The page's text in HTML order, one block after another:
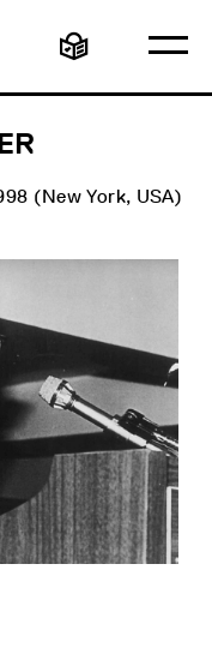
Leichte
Sprache
(New York, USA)